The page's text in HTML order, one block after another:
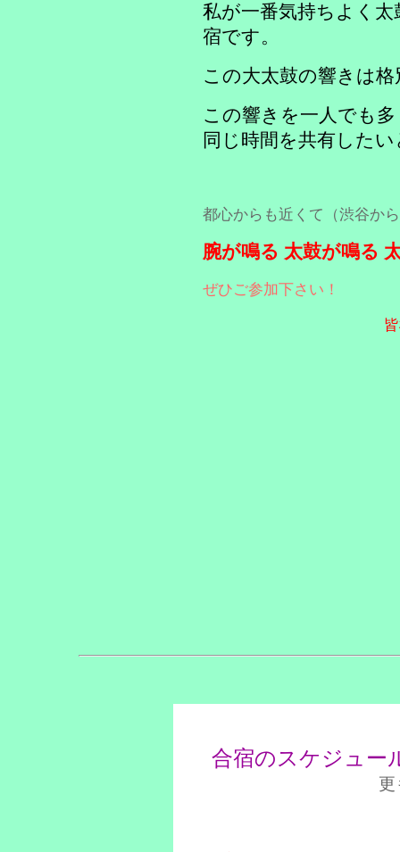
私が一番気持ちよく
宿です。
この大太鼓の響きは
この響きを一人でも
同じ時間を共有した
都心からも近くて（渋谷か
腕が鳴る 太鼓が鳴る
ぜひご参加下さい！
合宿のスケジュー
更